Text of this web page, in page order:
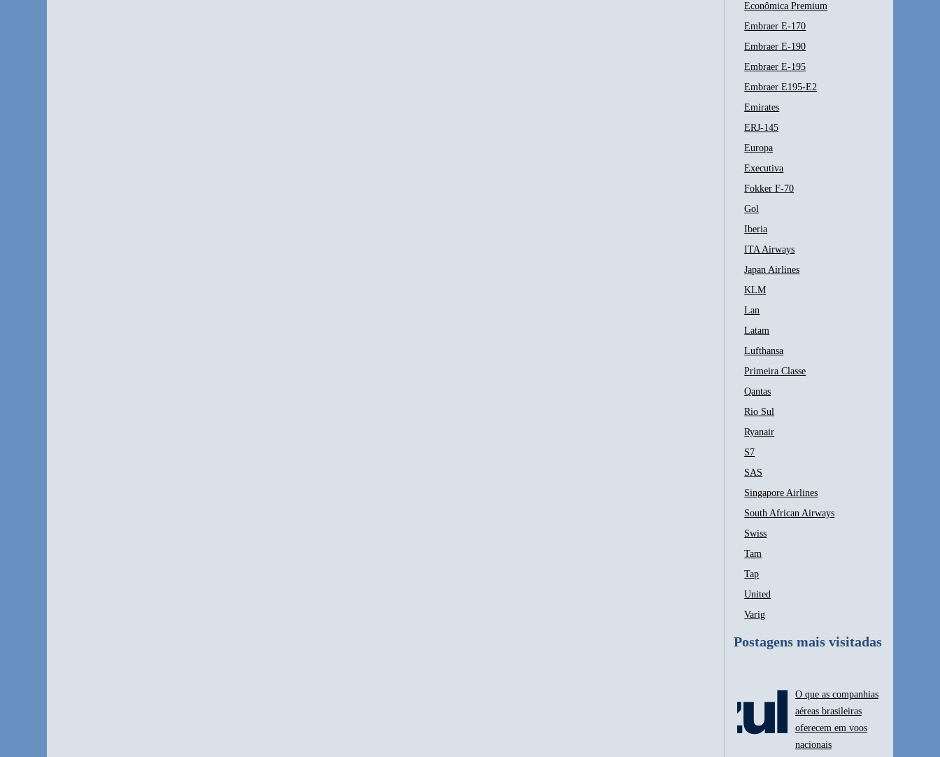
Econômica Premium
Embraer E-170
Embraer E-190
Embraer E-195
Embraer E195-E2
Emirates
ERJ-145
Europa
Executiva
Fokker F-70
Gol
Iberia
ITA Airways
Japan Airlines
KLM
Lan
Latam
Lufthansa
Primeira Classe
Qantas
Rio Sul
Ryanair
S7
SAS
Singapore Airlines
South African Airways
Swiss
Tam
Tap
United
Varig
Postagens mais visitadas
O que as companhias
aéreas brasileiras
oferecem em voos
nacionais